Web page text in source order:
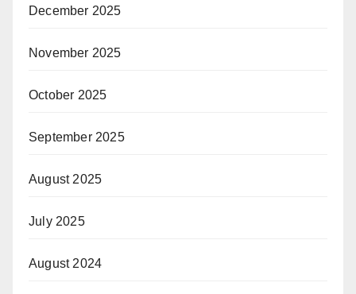
December 2025
November 2025
October 2025
September 2025
August 2025
July 2025
August 2024